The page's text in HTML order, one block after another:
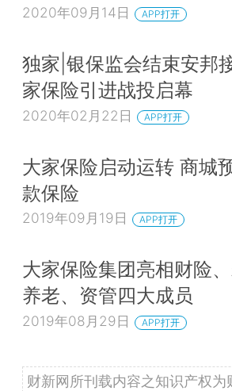
2020年09月14日 APP打开
独家|银保监会结束安邦
家保险引进战投启幕
2020年02月22日 APP打开
大家保险启动运转 商城
款保险
2019年09月19日 APP打开
大家保险集团亮相财险、
养老、资管四大成员
2019年08月29日 APP打开
财新网所刊载内容之知识产权